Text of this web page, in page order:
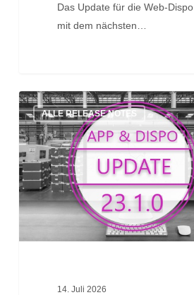
Das Update für die Web-
mit dem nächsten…
Update:
Version
23.1.0
ALLE RELEASE NOTES
14. Juli 2026